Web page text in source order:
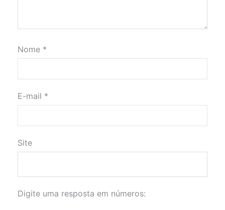
Nome *
E-mail *
Site
Digite uma resposta em números: